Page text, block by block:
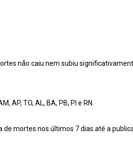
não caiu nem subiu significativamente
AP, TO, AL, BA, PB, PI e RN.
de mortes nos últimos 7 dias até a